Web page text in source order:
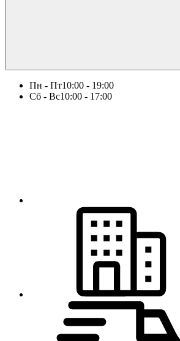
Пн - Пт10:00 - 19:00
Сб - Вс10:00 - 17:00